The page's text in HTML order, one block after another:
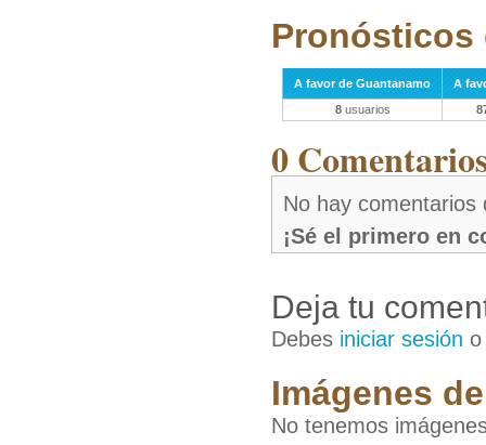
Pronósticos
A favor de Guantanamo
A
8usuarios
0
No hay comentarios
¡Sé el primero en
Deja tu
Debes iniciar sesión
Imágenes
No tenemos